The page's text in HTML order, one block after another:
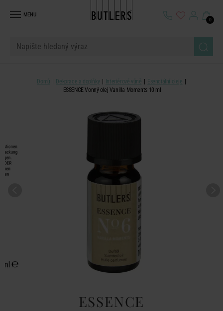
MENU
0
Domů Dekorace a doplňky Interiérové vůně
Esenciální oleje
ESSENCE Vonný olej Vanilla Moments 10 ml
ESSENCE